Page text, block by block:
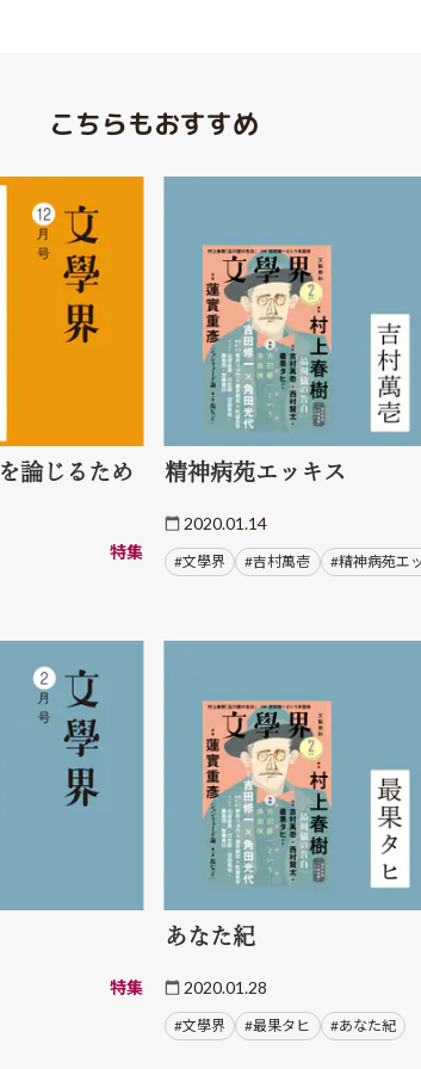
こちらもおすすめ
論じるため
特集
精神病苑エッキス
2020.01.14
#文學界 #吉村萬壱 #精神病苑エ
特集
あなた紀
2020.01.28
#文學界 #最果タヒ #あなた紀